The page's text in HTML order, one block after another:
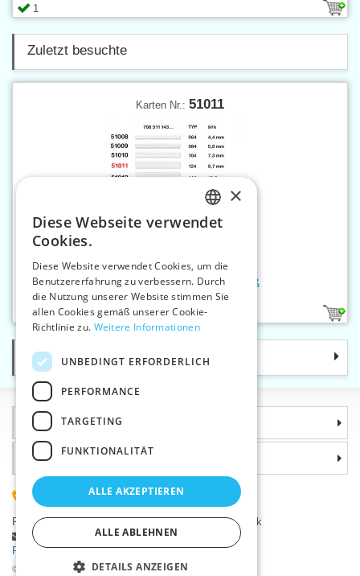
1
Zuletzt besuchte
Karten Nr.: 51011
1
Standard-Elastic 8,7 mm weiß
Kategorie
Informationen
©2026 Kurzwaren-Großhandel - VTC AG., Uničov
Warum sollten Sie gerade uns wählen?
(+420) 585 051 217
Plzeňská 868, 783 91 Uničov, Tschechische Republik
Stellen Sie eine Frage|
Fehler melden
Probleme bei der Anmeldung ?
CZECH
ENGLISH
×
Diese Webseite verwendet
Cookies.
Diese Website verwendet Cookies, um die
Benutzererfahrung zu verbessern. Durch
die Nutzung unserer Website stimmen Sie
allen Cookies gemäß unserer Cookie-
Richtlinie zu. Weitere Informationen
UNBEDINGT ERFORDERLICH
PERFORMANCE
TARGETING
FUNKTIONALITÄT
ALLE AKZEPTIEREN
ALLE ABLEHNEN
DETAILS ANZEIGEN